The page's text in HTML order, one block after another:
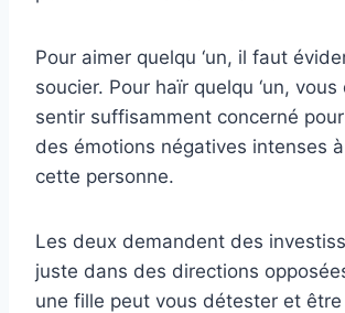
Pour aimer quelqu ‘un, il faut
soucier. Pour haïr quelqu ‘un,
sentir suffisamment concerné
des émotions négatives intenses à
cette personne.
Les deux demandent des
juste dans des directions
une fille peut vous détester et être